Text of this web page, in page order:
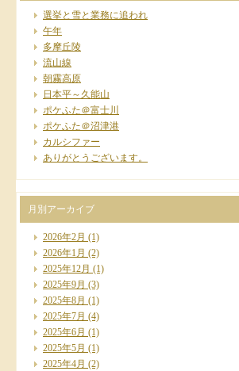
選挙と雪と業務に追われ
午年
多摩丘陵
流山線
朝霧高原
日本平～久能山
ポケふた＠富士川
ポケふた＠沼津港
カルシファー
ありがとうございます。
月別アーカイブ
2026年2月 (1)
2026年1月 (2)
2025年12月 (1)
2025年9月 (3)
2025年8月 (1)
2025年7月 (4)
2025年6月 (1)
2025年5月 (1)
2025年4月 (2)